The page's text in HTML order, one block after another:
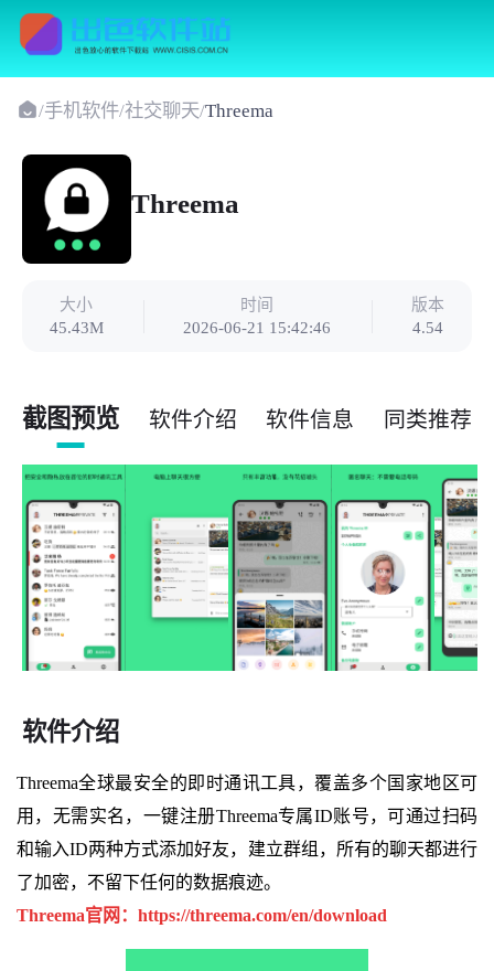
/手机软件/社交聊天/Threema
Threema
大小
45.43M
时间
2026-06-21 15:42:46
版本
4.54
截图预览 软件介绍 软件信息 同类推荐
软件介绍
Threema全球最安全的即时通讯工具，覆盖多个国家地区可
用，无需实名，一键注册Threema专属ID账号，可通过扫码
和输入ID两种方式添加好友，建立群组，所有的聊天都进行
了加密，不留下任何的数据痕迹。
Threema官网：https://threema.com/en/download